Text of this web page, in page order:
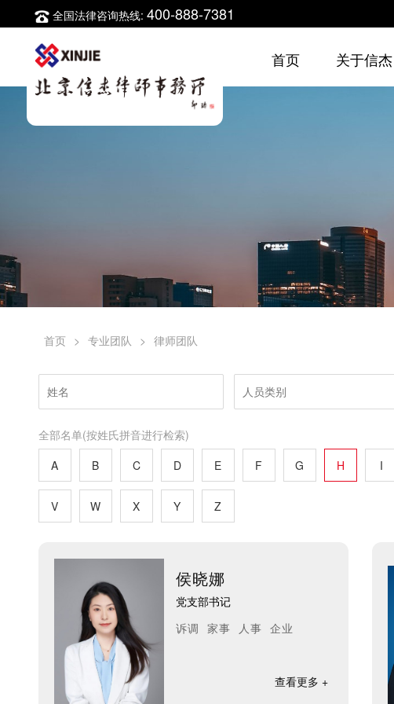
全国法律咨询热线:400-888-7381
首页 关于信杰
首页 > 专业团队 > 律师团队
全部名单(按姓氏拼音进行检索)
A
B C D E F G H I
V W X Y Z
侯晓娜
党支部书记
诉调 家事 人事 企业
查看更多 +